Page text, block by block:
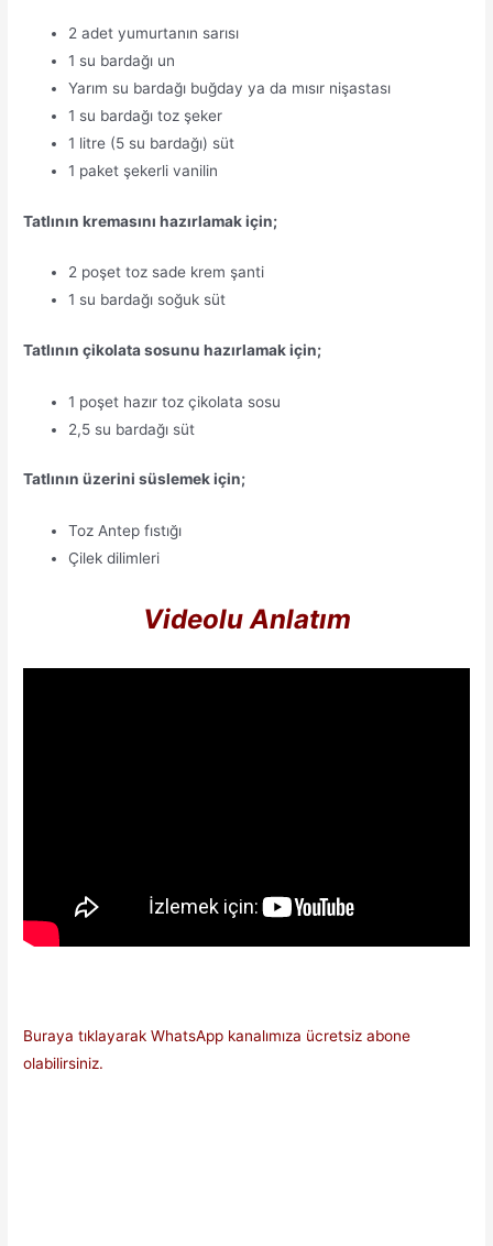
2 adet yumurtanın sarısı
1 su bardağı un
Yarım su bardağı buğday ya da mısır nişastası
1 su bardağı toz şeker
1 litre (5 su bardağı) süt
1 paket şekerli vanilin
Tatlının kremasını hazırlamak için;
2 poşet toz sade krem şanti
1 su bardağı soğuk süt
Tatlının çikolata sosunu hazırlamak için;
1 poşet hazır toz çikolata sosu
2,5 su bardağı süt
Tatlının üzerini süslemek için;
Toz Antep fıstığı
Çilek dilimleri
Videolu Anlatım
Buraya tıklayarak WhatsApp kanalımıza ücretsiz abone
olabilirsiniz.